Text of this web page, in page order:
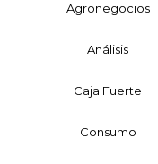
Agronegocios
Análisis
Caja Fuerte
Consumo